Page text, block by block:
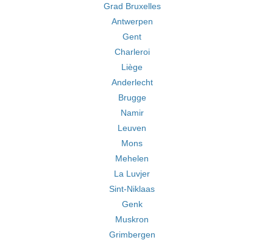
Grad Bruxelles
Antwerpen
Gent
Charleroi
Liège
Anderlecht
Brugge
Namir
Leuven
Mons
Mehelen
La Luvjer
Sint-Niklaas
Genk
Muskron
Grimbergen